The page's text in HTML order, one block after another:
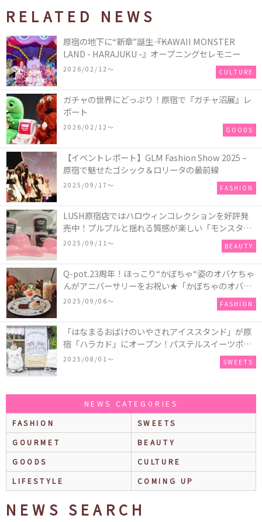
RELATED NEWS
原宿の地下に“新章”誕生――『KAWAII MONSTER
LAND - HARAJUKU -』オープニングセレモニー
2026/02/12〜 CULTURE
ガチャの世界にどっぷり！原宿で『ガチャ沼展』レ
ポート
2026/02/12〜 GOODS
【イベントレポート】GLM Fashion Show 2025 –
原宿で魅せたゴシック＆ロリータの最前線
2025/09/17〜 FASHION
LUSH原宿店ではハロウィンコレクションを好評発
売中！プルプルと揺れる質感が楽しい「モンスター
オクトパス」や定番の「ゴースティー」「パンキン
2025/09/11〜 BEAUTY
Q-pot.23周年！ほっこり“かぼちゃ“姿のオバケちゃ
んがアニバーサリーをお祝い★「かぼちゃのオバケ
ーキアクセサリー」が新発売！Q-pot CAFE.では
「かぼちゃのオバケーキプレート」も登場
2025/09/06〜 FASHION
「はなまるおばけのいやされアイススタンド」が原
宿「ハラカド」にオープン！パステルスイーツポッ
プな世界観で全6種のテーマ別「はなまるアイス」を
提供＆まるまるのお散歩グリーティングイベントも
2025/08/01〜 SWEETS
NEWS CATEGORIES
FASHION
SWEETS
GOURMET
BEAUTY
GOODS
CULTURE
LIFESTYLE
COMING UP
NEWS SEARCH